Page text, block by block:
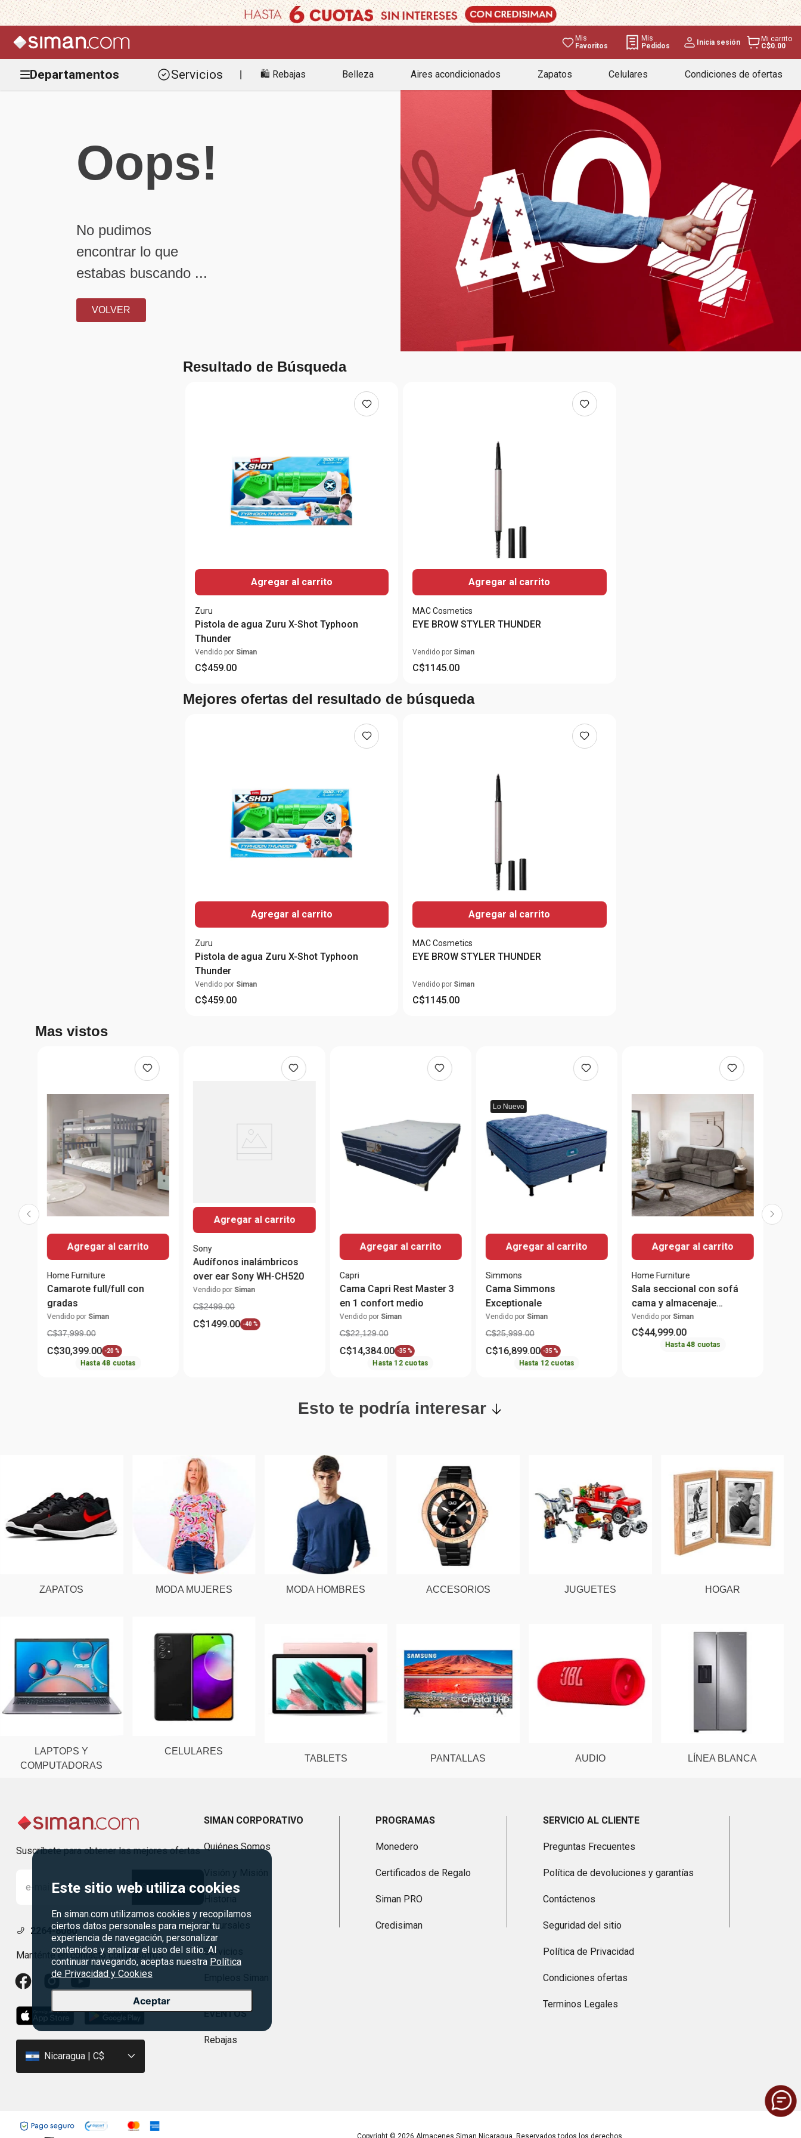
Mis
Favoritos
Mis
Pedidos
Inicia sesión
Mi carrito
C$0.00
Departamentos Servicios 🛍️ Rebajas Belleza Aires acondicionados Zapatos Celulares Condiciones de ofertas
Este sitio web utiliza cookies
En siman.com utilizamos cookies y recopilamos
ciertos datos personales para mejorar tu
experiencia de navegación, personalizar
contenidos y analizar el uso del sitio. Al
continuar navegando, aceptas nuestra Política
de Privacidad y Cookies
Aceptar
Oops!
No pudimos
encontrar lo que
estabas buscando ...
VOLVER
Resultado de Búsqueda
Agregar al carrito
Zuru
Pistola de agua Zuru X-Shot Typhoon
Thunder
Vendido por Siman
C$459.00
Agregar al carrito
MAC Cosmetics
EYE BROW STYLER THUNDER
Vendido por Siman
C$1145.00
Mejores ofertas del resultado de búsqueda
Agregar al carrito
Zuru
Pistola de agua Zuru X-Shot Typhoon
Thunder
Vendido por Siman
C$459.00
Agregar al carrito
MAC Cosmetics
EYE BROW STYLER THUNDER
Vendido por Siman
C$1145.00
Mas vistos
Agregar al carrito
Home Furniture
Camarote full/full con
gradas
Vendido por Siman
C$37,999.00
C$30,399.00 -20 %
Hasta48 cuotas
Agregar al carrito
Sony
Audífonos inalámbricos
over ear Sony WH-CH520
Vendido porSiman
C$2499.00
C$1499.00 -40 %
Agregar al carrito
Capri
Cama Capri Rest Master 3
en 1 confort medio
Vendido por Siman
C$22,129.00
C$14,384.00 -35 %
Hasta12 cuotas
Lo Nuevo
Agregar al carrito
Simmons
Cama Simmons
Exceptionale
Vendido por Siman
C$25,999.00
C$16,899.00 -35 %
Hasta 12 cuotas
Agregar al carrito
Home Furniture
Sala seccional con sofá
cama y almacenaje
Tessaro
Vendido por Siman
C$44,999.00
Hasta48 cuotas
Esto te podría interesar
ZAPATOS MODA MUJERES MODA HOMBRES ACCESORIOS JUGUETES HOGAR
LAPTOPS Y
COMPUTADORAS
CELULARES
TABLETS PANTALLAS AUDIO LÍNEA BLANCA
Suscríbete para obtener las mejores ofertas
Suscribirme
2264-8080
Manténte en contacto con nosotros
Nicaragua | C$
SIMAN CORPORATIVO
Quiénes Somos
Sucursales
Servicios
PROGRAMAS
Monedero
Certificados de Regalo
Siman PRO
Credisiman
SERVICIO AL CLIENTE
Preguntas Frecuentes
Política de devoluciones y garantías
Contáctenos
Seguridad del sitio
Política de Privacidad
Condiciones ofertas
Terminos Legales
EVENTOS
Rebajas
Copyright © 2026 Almacenes Siman Nicaragua. Reservados todos los derechos.